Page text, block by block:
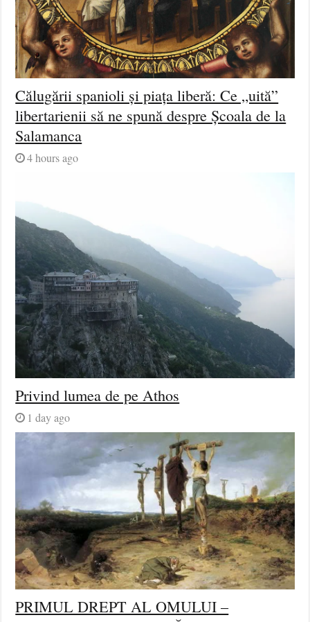
Călugării spanioli și piața liberă: Ce „uită”
libertarienii să ne spună despre Școala de la
Salamanca
4 hours ago
Privind lumea de pe Athos
1 day ago
PRIMUL DREPT AL OMULUI –